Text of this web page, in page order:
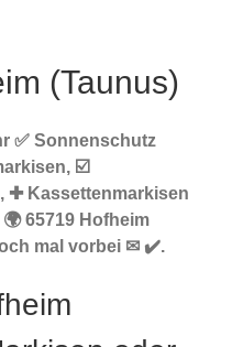
(Taunus)
✅ Sonnenschutz
☑️
✚ Kassettenmarkisen
65719 Hofheim
mal vorbei ✉ ✔️.